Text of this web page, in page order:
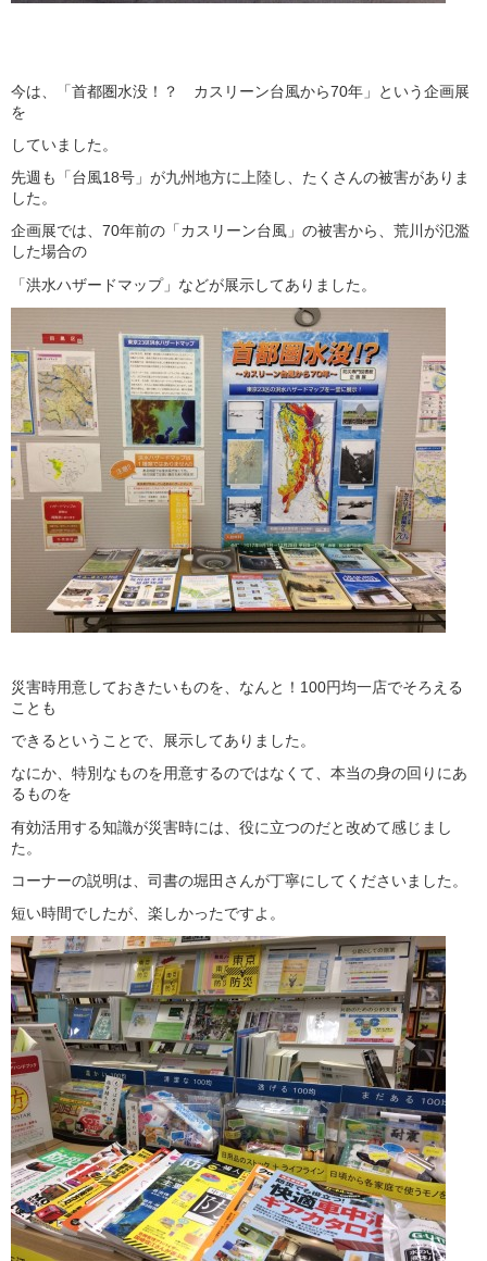
今は、「首都圏水没！？ カスリーン台風から70年」という企画展
を
していました。
先週も「台風18号」が九州地方に上陸し、たくさんの被害がありま
した。
企画展では、70年前の「カスリーン台風」の被害から、荒川が氾濫
した場合の
「洪水ハザードマップ」などが展示してありました。
災害時用意しておきたいものを、なんと！100円均一店でそろえる
ことも
できるということで、展示してありました。
なにか、特別なものを用意するのではなくて、本当の身の回りにあ
るものを
有効活用する知識が災害時には、役に立つのだと改めて感じまし
た。
コーナーの説明は、司書の堀田さんが丁寧にしてくださいました。
短い時間でしたが、楽しかったですよ。